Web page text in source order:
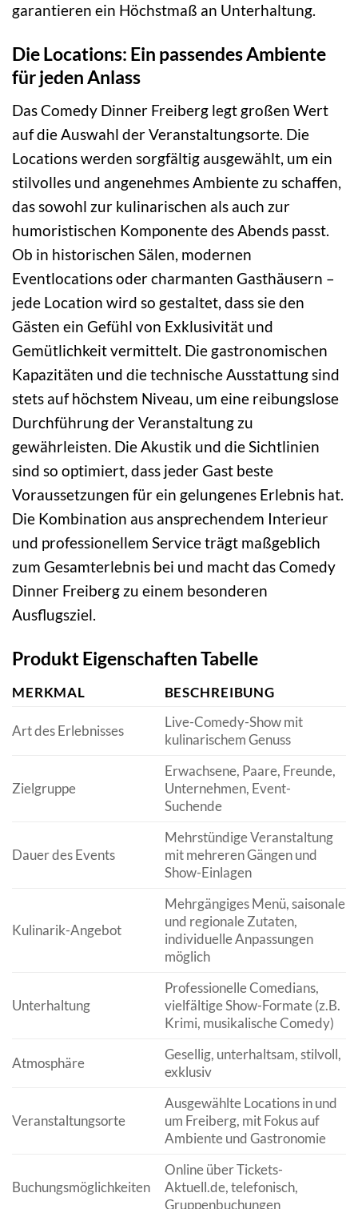
garantieren ein Höchstmaß an Unterhaltung.
Die Locations: Ein passendes Ambiente
für jeden Anlass
Das Comedy Dinner Freiberg legt großen Wert
auf die Auswahl der Veranstaltungsorte. Die
Locations werden sorgfältig ausgewählt, um ein
stilvolles und angenehmes Ambiente zu schaffen,
das sowohl zur kulinarischen als auch zur
humoristischen Komponente des Abends passt.
Ob in historischen Sälen, modernen
Eventlocations oder charmanten Gasthäusern –
jede Location wird so gestaltet, dass sie den
Gästen ein Gefühl von Exklusivität und
Gemütlichkeit vermittelt. Die gastronomischen
Kapazitäten und die technische Ausstattung sind
stets auf höchstem Niveau, um eine reibungslose
Durchführung der Veranstaltung zu
gewährleisten. Die Akustik und die Sichtlinien
sind so optimiert, dass jeder Gast beste
Voraussetzungen für ein gelungenes Erlebnis hat.
Die Kombination aus ansprechendem Interieur
und professionellem Service trägt maßgeblich
zum Gesamterlebnis bei und macht das Comedy
Dinner Freiberg zu einem besonderen
Ausflugsziel.
Produkt Eigenschaften Tabelle
MERKMAL BESCHREIBUNG
Art des Erlebnisses
Live-Comedy-Show mit
kulinarischem Genuss
Zielgruppe
Erwachsene, Paare, Freunde,
Unternehmen, Event-
Suchende
Dauer des Events
Mehrstündige Veranstaltung
mit mehreren Gängen und
Show-Einlagen
Kulinarik-Angebot
Mehrgängiges Menü, saisonale
und regionale Zutaten,
individuelle Anpassungen
möglich
Unterhaltung
Professionelle Comedians,
vielfältige Show-Formate (z.B.
Krimi, musikalische Comedy)
Atmosphäre
Gesellig, unterhaltsam, stilvoll,
exklusiv
Veranstaltungsorte
Ausgewählte Locations in und
um Freiberg, mit Fokus auf
Ambiente und Gastronomie
Buchungsmöglichkeiten
Online über Tickets-
Aktuell.de, telefonisch,
Gruppenbuchungen